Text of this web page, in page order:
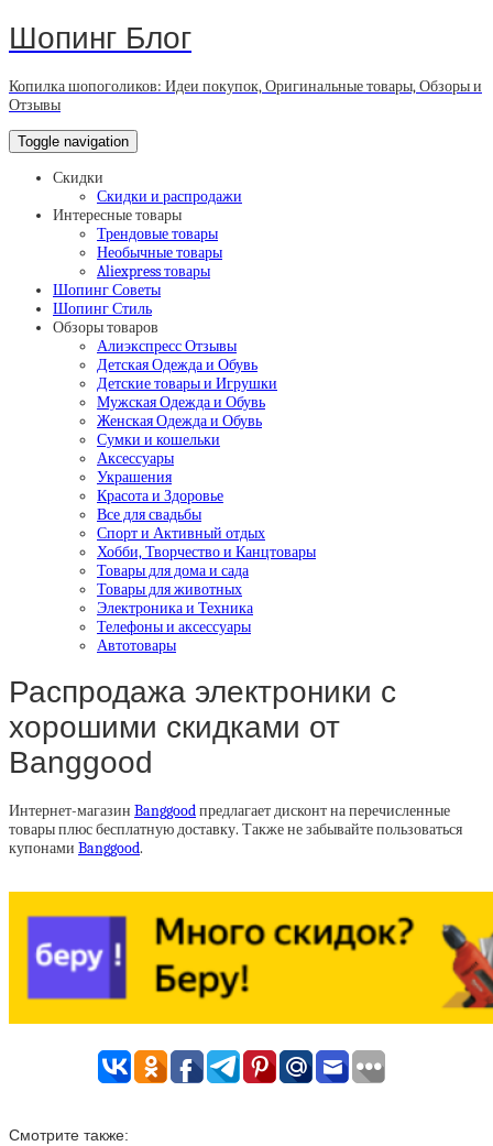
Шопинг Блог
Копилка шопоголиков: Идеи покупок, Оригинальные товары, Обзоры и
Отзывы
Toggle navigation
Скидки
Скидки и распродажи
Интересные товары
Трендовые товары
Необычные товары
Aliexpress товары
Шопинг Советы
Шопинг Стиль
Обзоры товаров
Алиэкспресс Отзывы
Детская Одежда и Обувь
Детские товары и Игрушки
Мужская Одежда и Обувь
Женская Одежда и Обувь
Сумки и кошельки
Аксессуары
Украшения
Красота и Здоровье
Все для свадьбы
Спорт и Активный отдых
Хобби, Творчество и Канцтовары
Товары для дома и сада
Товары для животных
Электроника и Техника
Телефоны и аксессуары
Автотовары
Распродажа электроники с
хорошими скидками от
Banggood
Интернет-магазин Banggoodпредлагает дисконт на перечисленные
товары плюс бесплатную доставку. Также не забывайте пользоваться
купонами Banggood.
Смотрите также: